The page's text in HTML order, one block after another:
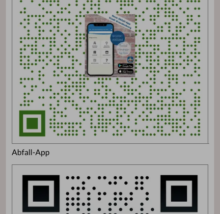
Abfall-App